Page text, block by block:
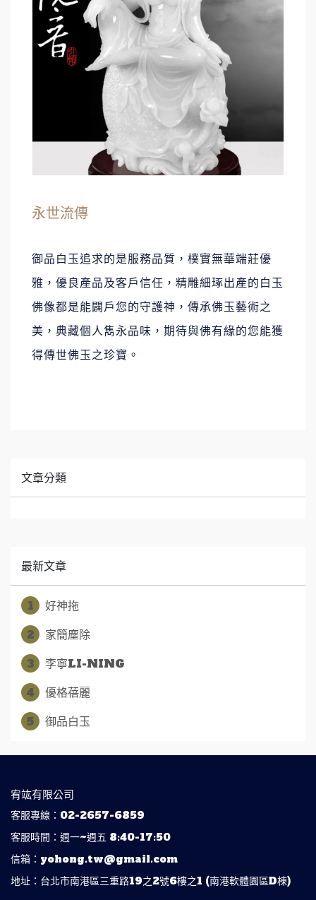
永世流傳
御品白玉追求的是服務品質，樸實無華端莊優
雅，優良產品及客戶信任，精雕細琢出產的白玉
佛像都是能闢戶您的守護神，傳承佛玉藝術之
美，典藏個人雋永品味，期待與佛有緣的您能獲
得傳世佛玉之珍寶。
文章分類
最新文章
1
好神拖
2
家簡塵除
3
李寧LI-NING
4
優格蓓麗
5
御品白玉
宥竑有限公司
客服專線：02-2657-6859
客服時間：週一~週五 8:40-17:50
信箱：yohong.tw@gmail.com
地址：台北市南港區三重路19之2號6樓之1 (南港軟體園區D棟)